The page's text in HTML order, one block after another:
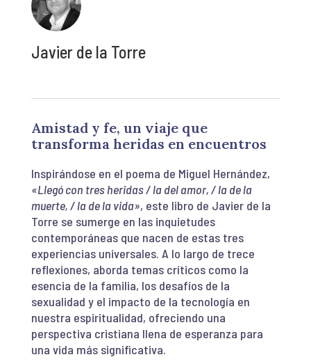
Javier de la Torre
Amistad y fe, un viaje que
transforma heridas en encuentros
Inspirándose en el poema de Miguel Hernández,
«Llegó con tres heridas / la del amor, / la de la
muerte, / la de la vida», este libro de Javier de la
Torre se sumerge en las inquietudes
contemporáneas que nacen de estas tres
experiencias universales. A lo largo de trece
reflexiones, aborda temas críticos como la
esencia de la familia, los desafíos de la
sexualidad y el impacto de la tecnología en
nuestra espiritualidad, ofreciendo una
perspectiva cristiana llena de esperanza para
una vida más significativa.